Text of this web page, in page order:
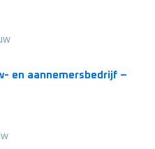
en aannemersbedrijf –